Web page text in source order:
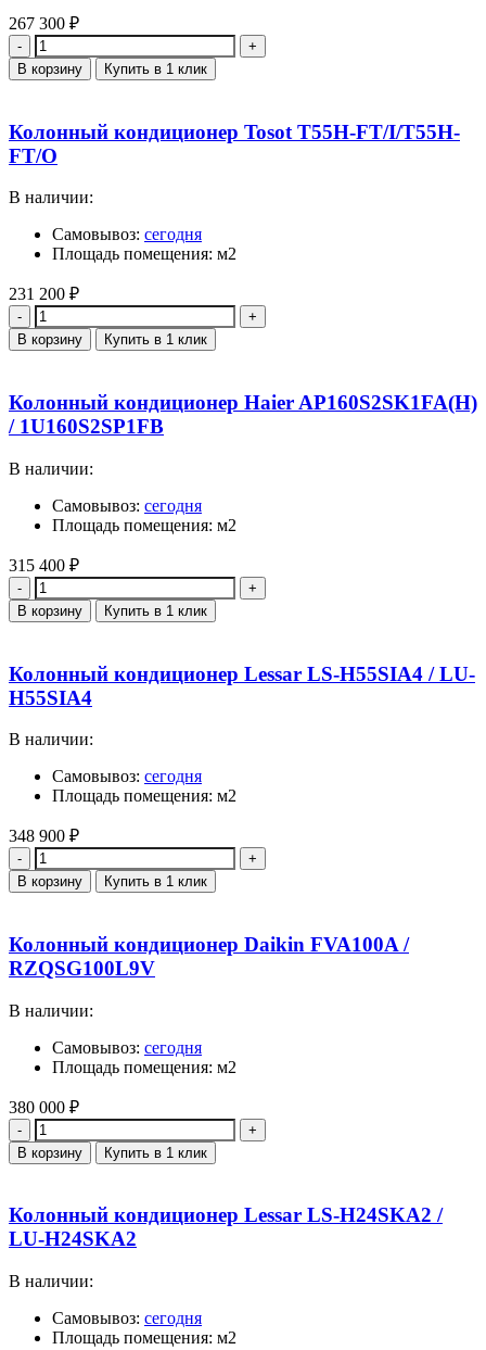
267 300 ₽
Количество
В корзину Купить в 1 клик
Колонный кондиционер Tosot Т55H-FT/I/Т55H-
FT/O
В наличии:
Самовывоз: сегодня
Площадь помещения: м2
231 200 ₽
Количество
В корзину Купить в 1 клик
Колонный кондиционер Haier AP160S2SK1FA(H)
/ 1U160S2SP1FB
В наличии:
Самовывоз: сегодня
Площадь помещения: м2
315 400 ₽
Количество
В корзину Купить в 1 клик
Колонный кондиционер Lessar LS-H55SIA4 / LU-
H55SIA4
В наличии:
Самовывоз: сегодня
Площадь помещения: м2
348 900 ₽
Количество
В корзину Купить в 1 клик
Колонный кондиционер Daikin FVA100A /
RZQSG100L9V
В наличии:
Самовывоз: сегодня
Площадь помещения: м2
380 000 ₽
Количество
В корзину Купить в 1 клик
Колонный кондиционер Lessar LS-H24SKA2 /
LU-H24SKA2
В наличии:
Самовывоз: сегодня
Площадь помещения: м2